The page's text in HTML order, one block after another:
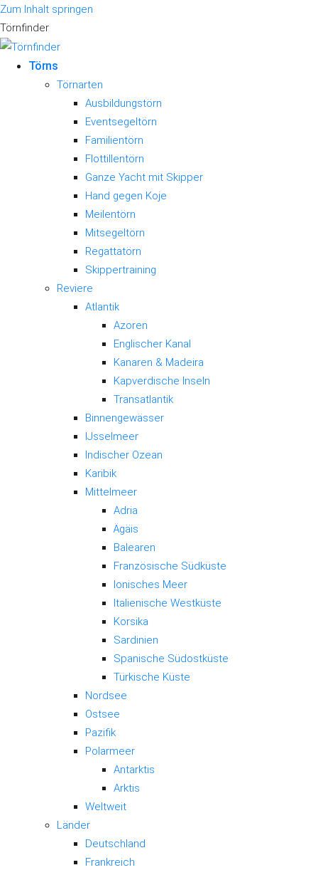
Zum Inhalt springen
Törnfinder
Törns
Törnarten
Ausbildungstörn
Eventsegeltörn
Familientörn
Flottillentörn
Ganze Yacht mit Skipper
Hand gegen Koje
Meilentörn
Mitsegeltörn
Regattatörn
Skippertraining
Reviere
Atlantik
Azoren
Englischer Kanal
Kanaren & Madeira
Kapverdische Inseln
Transatlantik
Binnengewässer
IJsselmeer
Indischer Ozean
Karibik
Mittelmeer
Adria
Ägäis
Balearen
Französische Südküste
Ionisches Meer
Italienische Westküste
Korsika
Sardinien
Spanische Südostküste
Türkische Küste
Nordsee
Ostsee
Pazifik
Polarmeer
Antarktis
Arktis
Weltweit
Länder
Deutschland
Frankreich